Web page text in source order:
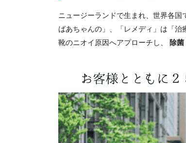
ニュージーランドで生まれ、世界各
ばあちゃんの」、「レメディ」は「治
靴のニオイ原因へアプローチし、
除